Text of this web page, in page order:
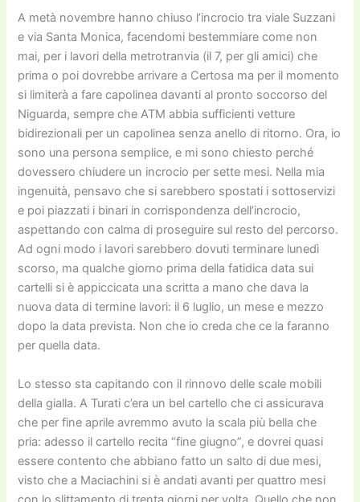
A metà novembre hanno chiuso l’incrocio tra viale Suzzani
e via Santa Monica, facendomi bestemmiare come non
mai, per i lavori della metrotranvia (il 7, per gli amici) che
prima o poi dovrebbe arrivare a Certosa ma per il momento
si limiterà a fare capolinea davanti al pronto soccorso del
Niguarda, sempre che ATM abbia sufficienti vetture
bidirezionali per un capolinea senza anello di ritorno. Ora, io
sono una persona semplice, e mi sono chiesto perché
dovessero chiudere un incrocio per sette mesi. Nella mia
ingenuità, pensavo che si sarebbero spostati i sottoservizi
e poi piazzati i binari in corrispondenza dell’incrocio,
aspettando con calma di proseguire sul resto del percorso.
Ad ogni modo i lavori sarebbero dovuti terminare lunedì
scorso, ma qualche giorno prima della fatidica data sui
cartelli si è appiccicata una scritta a mano che dava la
nuova data di termine lavori: il 6 luglio, un mese e mezzo
dopo la data prevista. Non che io creda che ce la faranno
per quella data.
Lo stesso sta capitando con il rinnovo delle scale mobili
della gialla. A Turati c’era un bel cartello che ci assicurava
che per fine aprile avremmo avuto la scala più bella che
pria: adesso il cartello recita “fine giugno”, e dovrei quasi
essere contento che abbiano fatto un salto di due mesi,
visto che a Maciachini si è andati avanti per quattro mesi